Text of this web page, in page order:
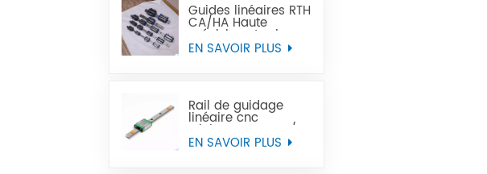
Guides linéaires RTH
CA/HA Haute
précision et prix
abordable
EN SAVOIR PLUS
Rail de guidage
linéaire cnc
Miniature MTN-C/-H
OEM ODM
EN SAVOIR PLUS